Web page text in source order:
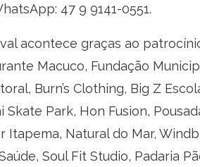
47 9 9141-0551.
acontece graças ao
Macuco, Fundação
Burn’s Clothing, Big Z
Skate Park, Hon Fusion,
Itapema, Natural do Mar,
Soul Fit Studio, Padaria